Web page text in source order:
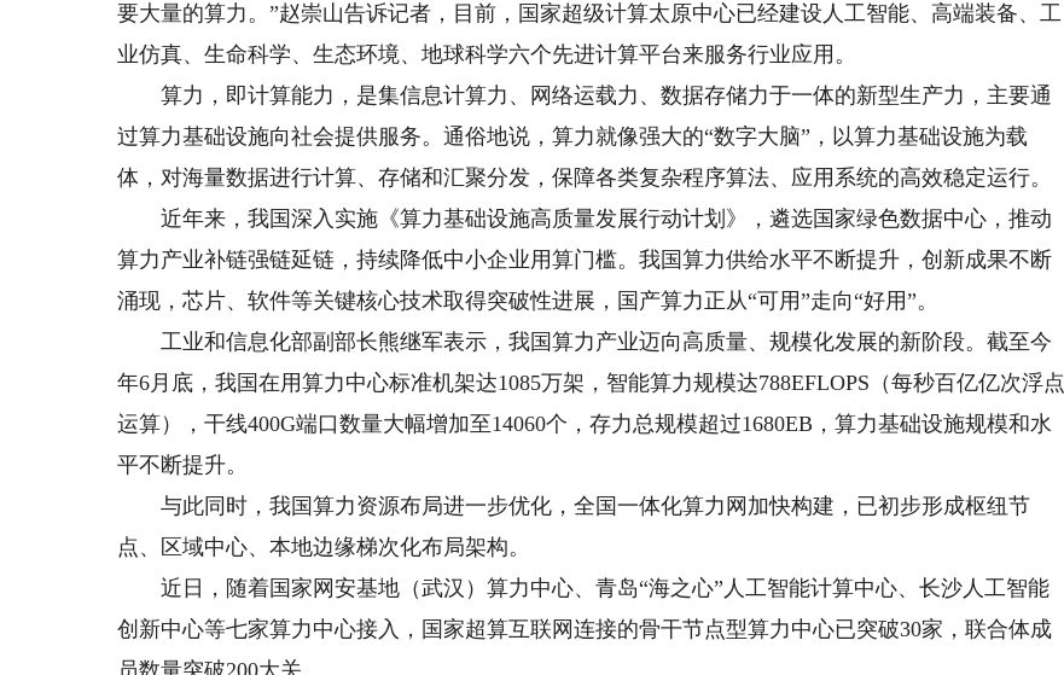
要大量的算力。”赵崇山告诉记者，目前，国家超级计算太原中心已经建设人工智能、高端装备、工
业仿真、生命科学、生态环境、地球科学六个先进计算平台来服务行业应用。
算力，即计算能力，是集信息计算力、网络运载力、数据存储力于一体的新型生产力，主要通
过算力基础设施向社会提供服务。通俗地说，算力就像强大的“数字大脑”，以算力基础设施为载
体，对海量数据进行计算、存储和汇聚分发，保障各类复杂程序算法、应用系统的高效稳定运行。
近年来，我国深入实施《算力基础设施高质量发展行动计划》，遴选国家绿色数据中心，推动
算力产业补链强链延链，持续降低中小企业用算门槛。我国算力供给水平不断提升，创新成果不断
涌现，芯片、软件等关键核心技术取得突破性进展，国产算力正从“可用”走向“好用”。
工业和信息化部副部长熊继军表示，我国算力产业迈向高质量、规模化发展的新阶段。截至今
年6月底，我国在用算力中心标准机架达1085万架，智能算力规模达788EFLOPS（每秒百亿亿次浮点
运算），干线400G端口数量大幅增加至14060个，存力总规模超过1680EB，算力基础设施规模和水
平不断提升。
与此同时，我国算力资源布局进一步优化，全国一体化算力网加快构建，已初步形成枢纽节
点、区域中心、本地边缘梯次化布局架构。
近日，随着国家网安基地（武汉）算力中心、青岛“海之心”人工智能计算中心、长沙人工智能
创新中心等七家算力中心接入，国家超算互联网连接的骨干节点型算力中心已突破30家，联合体成
员数量突破200大关。